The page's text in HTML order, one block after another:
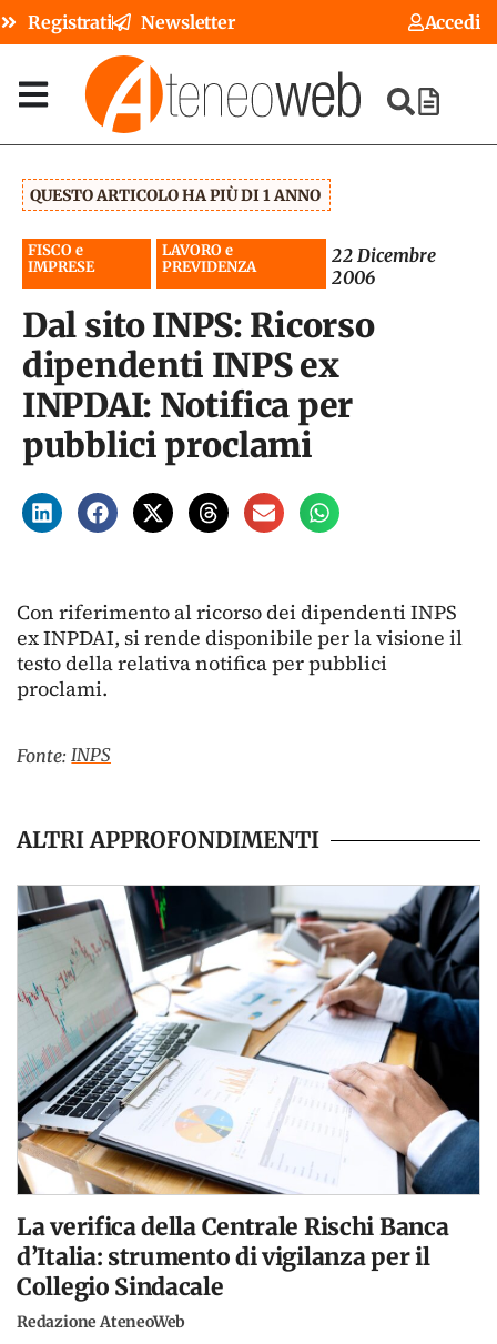
Registrati Newsletter Accedi
QUESTO ARTICOLO HA PIÙ DI 1 ANNO
FISCO e
IMPRESE
LAVORO e
PREVIDENZA
22 Dicembre
2006
Dal sito INPS: Ricorso
dipendenti INPS ex
INPDAI: Notifica per
pubblici proclami
Con riferimento al ricorso dei dipendenti INPS
ex INPDAI, si rende disponibile per la visione il
testo della relativa notifica per pubblici
proclami.
Fonte: INPS
ALTRI APPROFONDIMENTI
La verifica della Centrale Rischi Banca
d’Italia: strumento di vigilanza per il
Collegio Sindacale
Redazione AteneoWeb